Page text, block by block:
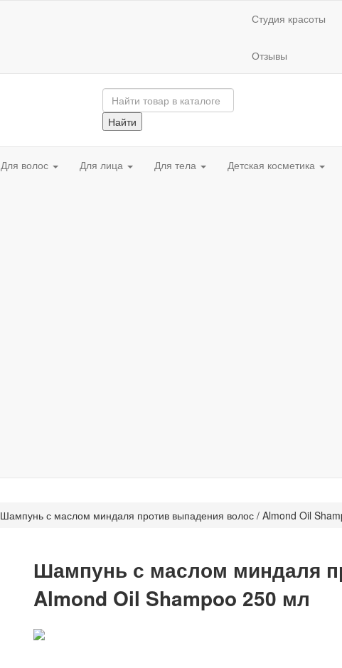
Студия красоты
Отзывы
Найти
Для волос Для лица Для тела Детская косметика
Шампунь с маслом миндаля против выпадения волос / Almond Oil
Шампунь с маслом миндаля
Almond Oil Shampoo 250 мл